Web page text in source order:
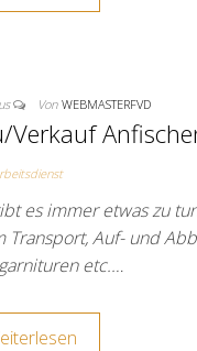
Von WEBMASTERFVD
Verkauf
es immer etwas zu
Transport, Auf- und
etc.…